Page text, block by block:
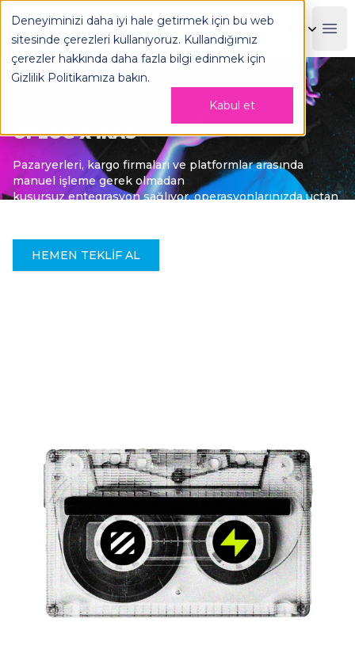
Deneyiminizi daha iyi hale getirmek için bu web
sitesinde çerezleri kullanıyoruz. Kullandığımız
çerezler hakkında daha fazla bilgi edinmek için
Gizlilik Politikamıza bakın.
Kabul et
OPLOG
OPLOG X IKAS
Pazaryerleri, kargo firmaları ve platformlar arasında
manuel işleme gerek olmadan
kusursuz entegrasyon sağlıyor, operasyonlarınızda uçtan
HEMEN TEKLIF AL